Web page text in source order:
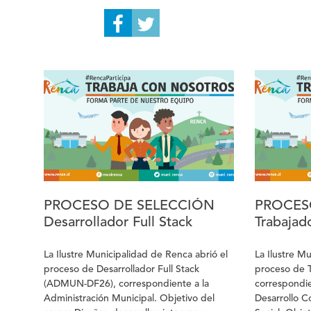
desarrollar
articulación,
favorecer
restitución
desarrollará
social y
recursos
protección,
Postulación
presentar
Interesados
y descargar
PROCESO DE SELECCIÓN
Desarrollador Full Stack
La Ilustre Municipalidad de Renca abrió el
proceso de Desarrollador Full Stack
(ADMUN-DF26), correspondiente a la
Administración Municipal. Objetivo del
La Ilustre
proceso de
Desarrollo